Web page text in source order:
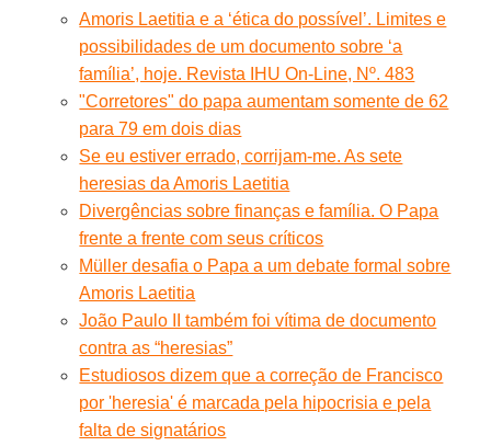
Amoris Laetitia e a ‘ética do possível’. Limites e
possibilidades de um documento sobre ‘a
família’, hoje. Revista IHU On-Line, Nº. 483
"Corretores" do papa aumentam somente de 62
para 79 em dois dias
Se eu estiver errado, corrijam-me. As sete
heresias da Amoris Laetitia
Divergências sobre finanças e família. O Papa
frente a frente com seus críticos
Müller desafia o Papa a um debate formal sobre
Amoris Laetitia
João Paulo II também foi vítima de documento
contra as “heresias”
Estudiosos dizem que a correção de Francisco
por 'heresia' é marcada pela hipocrisia e pela
falta de signatários